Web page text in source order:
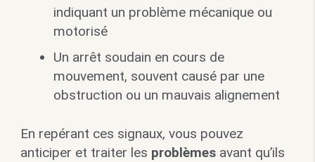
indiquant un problème mécanique ou
motorisé
Un arrêt soudain en cours de
mouvement, souvent causé par une
obstruction ou un mauvais alignement
En repérant ces signaux, vous pouvez
anticiper et traiter les problèmesavant qu’ils